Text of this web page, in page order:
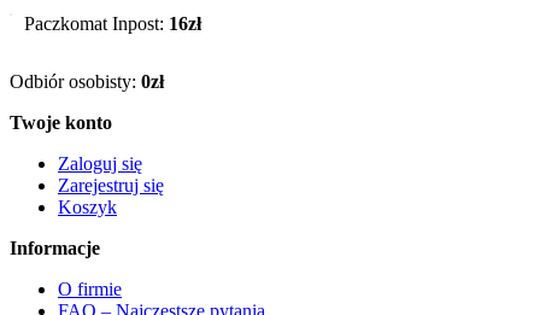
Paczkomat Inpost: 16zł
Odbiór osobisty: 0zł
Twoje konto
Zaloguj się
Zarejestruj się
Koszyk
Informacje
O firmie
FAQ – Najczęstsze pytania